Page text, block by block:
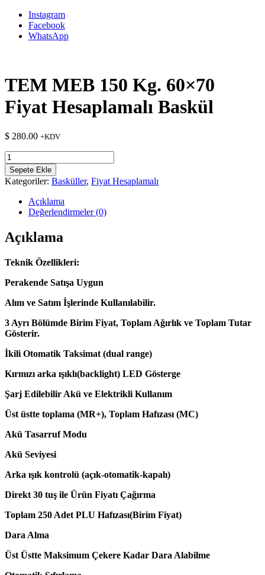
Instagram
Facebook
WhatsApp
TEM MEB 150 Kg. 60×70
Fiyat Hesaplamalı Baskül
$ 280.00 +KDV
TEM
MEB
150
Kg.
60x70
Fiyat
Hesaplamalı
Baskül
adet
Sepete Ekle
Kategoriler: Basküller, Fiyat Hesaplamalı
Açıklama
Değerlendirmeler (0)
Açıklama
Teknik Özellikleri:
Perakende Satışa Uygun
Alım ve Satım İşlerinde Kullanılabilir.
3 Ayrı Bölümde Birim Fiyat, Toplam Ağırlık ve Toplam Tutar
Gösterir.
İkili Otomatik Taksimat (dual range)
Kırmızı arka ışıklı(backlight) LED Gösterge
Şarj Edilebilir Akü ve Elektrikli Kullanım
Üst üstte toplama (MR+), Toplam Hafızası (MC)
Akü Tasarruf Modu
Akü Seviyesi
Arka ışık kontrolü (açık-otomatik-kapalı)
Direkt 30 tuş ile Ürün Fiyatı Çağırma
Toplam 250 Adet PLU Hafızası(Birim Fiyat)
Dara Alma
Üst Üstte Maksimum Çekere Kadar Dara Alabilme